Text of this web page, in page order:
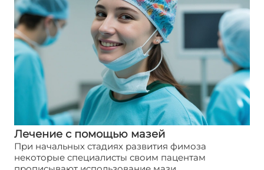
Лечение с помощью мазей
При начальных стадиях развития фимоза
некоторые специалисты своим пацентам